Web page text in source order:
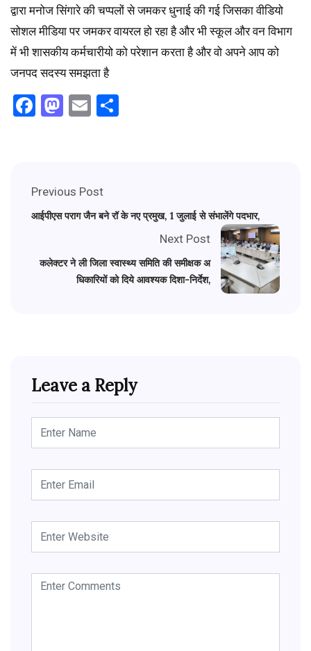
द्वारा मनोज सिंगारे की चप्पलों से जमकर धुनाई की गई जिसका वीडियो
सोशल मीडिया पर जमकर वायरल हो रहा है और भी स्कूल और वन विभाग
में भी शासकीय कर्मचारीयो को परेशान करता है और वो अपने आप को
जनपद सदस्य समझता है
Facebook
Mastodon
Email
Previous Post
आईपीएस पराग जैन बने रॉ के नए प्रमुख, 1 जुलाई से संभालेंगे पदभार,
Next Post
कलेक्टर ने ली जिला स्वास्थ्य समिति की समीक्षक अ
धिकारियों को दिये आवश्यक दिशा-निर्देश,
Leave a Reply